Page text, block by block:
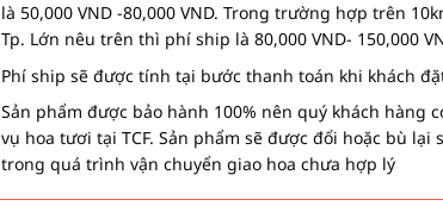
là 50,000 VND -80,000 VND. Trong trường hợp trên
Tp. Lớn nêu trên thì phí ship là 80,000 VND- 150,000
Phí ship sẽ được tính tại bước thanh toán khi khách
Sản phẩm được bảo hành 100% nên quý khách hàng
vụ hoa tươi tại TCF. Sản phẩm sẽ được đổi hoặc bù lại
trong quá trình vận chuyển giao hoa chưa hợp lý